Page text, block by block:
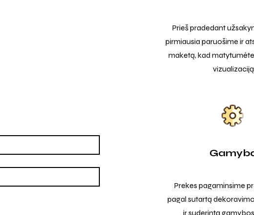
Prieš pradedant
pirmiausia paruošime ir
maketą, kad
vizualizaciją
Prekes pagaminsime
pagal sutartą
ir suderintą